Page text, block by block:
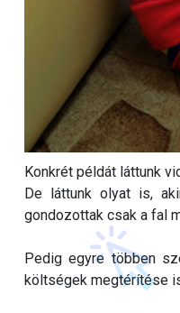
Konkrét példát láttunk
De láttunk olyat is,
gondozottak csak a fal
Pedig egyre többen
költségek megtérítése